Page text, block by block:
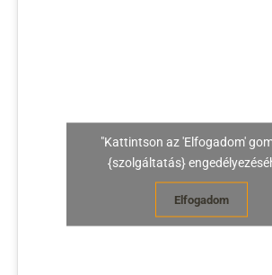
"Kattintson az 'Elfogadom'
{szolgáltatás}
Elfogadom